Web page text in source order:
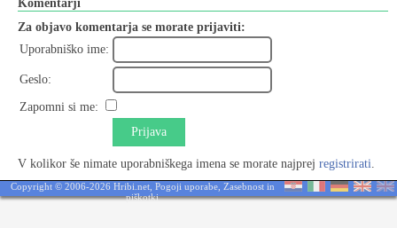
Komentarji
Za objavo komentarja se morate prijaviti:
Uporabniško ime:
Geslo:
Zapomni si me:
Prijava
V kolikor še nimate uporabniškega imena se morate najprej registrirati.
Copyright © 2006-2026 Hribi.net, Pogoji uporabe, Zasebnost in
piškotki